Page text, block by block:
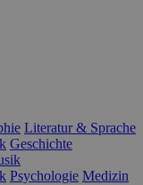
Literatur & Sprache
Geschichte
Psychologie Medizin